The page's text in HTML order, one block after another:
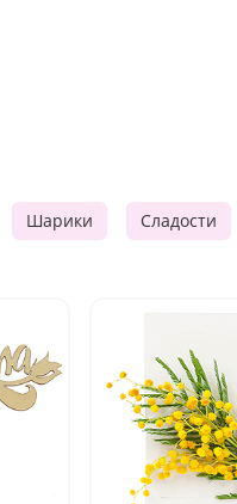
Шарики Сладости